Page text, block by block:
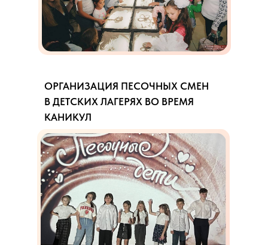
ОРГАНИЗАЦИЯ ПЕСОЧНЫХ СМЕН
В ДЕТСКИХ ЛАГЕРЯХ ВО ВРЕМЯ
КАНИКУЛ